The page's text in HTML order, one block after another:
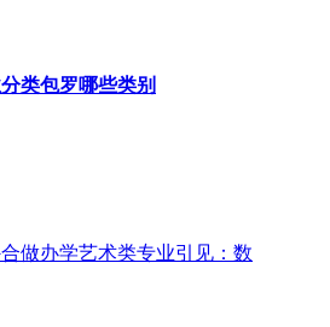
类包罗哪些类别
做办学艺术类专业引见：数